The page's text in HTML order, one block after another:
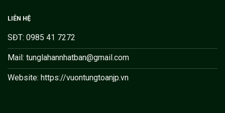
LIÊN HỆ
SĐT: 0985 41 7272
Mail: tunglahannhatban@gmail.com
Website: https://vuontungtoanjp.vn